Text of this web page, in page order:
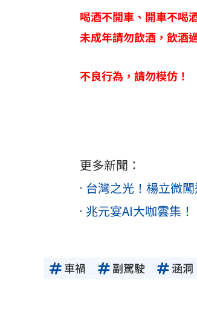
喝酒不開車、開車不喝
未成年請勿飲酒，飲酒
不良行為，請勿模仿！
更多新聞：
台灣之光！楊立微
兆元宴AI大咖雲集
車禍 副駕駛 涵洞